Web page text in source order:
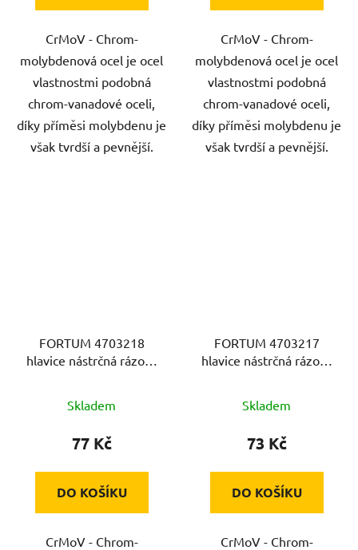
CrMoV - Chrom-
molybdenová ocel je ocel
vlastnostmi podobná
chrom-vanadové oceli,
díky příměsi molybdenu je
však tvrdší a pevnější.
CrMoV - Chrom-
molybdenová ocel je ocel
vlastnostmi podobná
chrom-vanadové oceli,
díky příměsi molybdenu je
však tvrdší a pevnější.
FORTUM 4703218
hlavice nástrčná rázová
Skladem
77 Kč
DO KOŠÍKU
CrMoV - Chrom-
FORTUM 4703217
hlavice nástrčná rázová
Skladem
73 Kč
DO KOŠÍKU
CrMoV - Chrom-